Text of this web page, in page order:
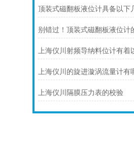
上海仪川隔膜压力表的校验